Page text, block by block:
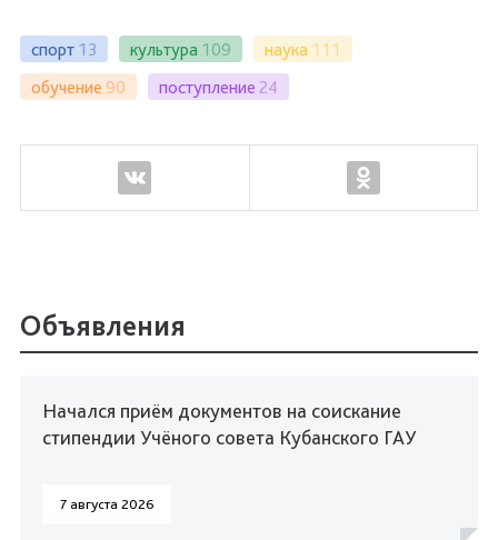
спорт 13 культура 109 наука 111
обучение 90 поступление 24
Объявления
Начался приём документов на соискание
стипендии Учёного совета Кубанского ГАУ
7 августа 2026